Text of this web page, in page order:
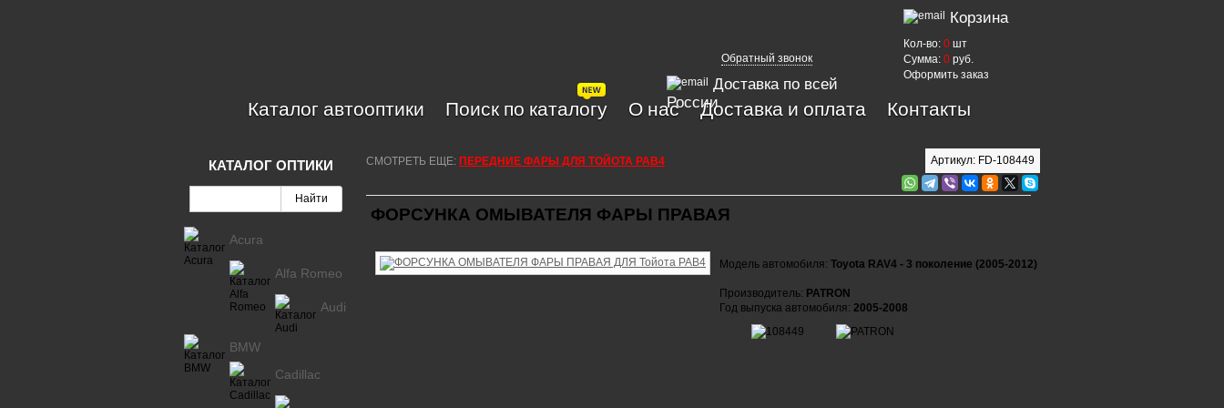
Обратный звонок
Доставка по всей
России
Корзина
Кол-во: 0 шт
Сумма: 0 руб.
Оформить заказ
Каталог автооптики Поиск по каталогу О нас Доставка и оплата Контакты
СМОТРЕТЬ ЕЩЕ: ПЕРЕДНИЕ ФАРЫ ДЛЯ ТОЙОТА РАВ4 Артикул: FD-108449
ФОРСУНКА ОМЫВАТЕЛЯ ФАРЫ ПРАВАЯ
Модель автомобиля: Toyota RAV4 - 3 поколение (2005-2012)
Производитель: PATRON
Год выпуска автомобиля: 2005-2008
КАТАЛОГ ОПТИКИ
Acura
Alfa Romeo
Audi
BMW
Cadillac